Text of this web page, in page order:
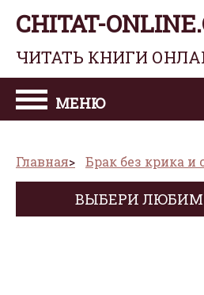
CHITAT-
ЧИТАТЬ КНИГИ
МЕНЮ
Главная Брак без крика и
ВЫБЕРИ